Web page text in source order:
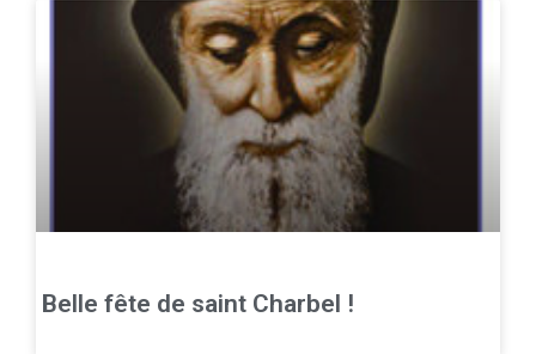
Belle fête de saint Charbel !